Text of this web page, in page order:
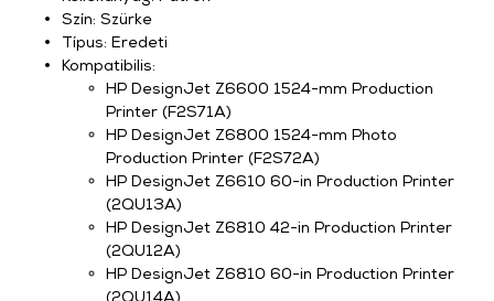
Szín: Szürke
Típus: Eredeti
Kompatibilis:
HP DesignJet Z6600 1524-mm Production
Printer (F2S71A)
HP DesignJet Z6800 1524-mm Photo
Production Printer (F2S72A)
HP DesignJet Z6610 60-in Production Printer
(2QU13A)
HP DesignJet Z6810 42-in Production Printer
(2QU12A)
HP DesignJet Z6810 60-in Production Printer
(2QU14A)